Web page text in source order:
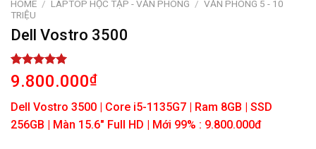
HOME / LAPTOP HỌC TẬP - VĂN PHÒNG / VĂN PHÒNG 5 - 10
TRIỆU
Dell Vostro 3500
Rated5.00
out of 5
1
customer
rating
9.800.000₫
Dell Vostro 3500 | Core i5-1135G7 | Ram 8GB | SSD
256GB | Màn 15.6″ Full HD | Mới 99% : 9.800.000đ